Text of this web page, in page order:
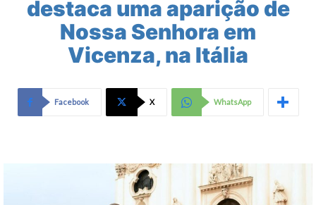
destaca uma aparição de
Nossa Senhora em
Vicenza, na Itália
Facebook X WhatsApp